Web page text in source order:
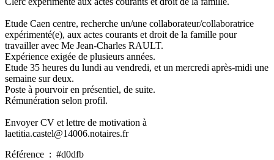
Etude Caen centre, recherche un/une collaborateur/collaboratrice
expérimenté(e), aux actes courants et droit de la famille pour
travailler avec Me Jean-Charles RAULT.
Expérience exigée de plusieurs années.
Etude 35 heures du lundi au vendredi, et un mercredi après-midi une
semaine sur deux.
Poste à pourvoir en présentiel, de suite.
Rémunération selon profil.
Envoyer CV et lettre de motivation à
laetitia.castel@14006.notaires.fr
Référence : #d0dfb